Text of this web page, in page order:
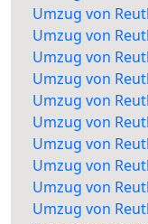
Umzug von
Umzug von
Umzug von
Umzug von
Umzug von
Umzug von
Umzug von
Umzug von
Umzug von
Umzug von